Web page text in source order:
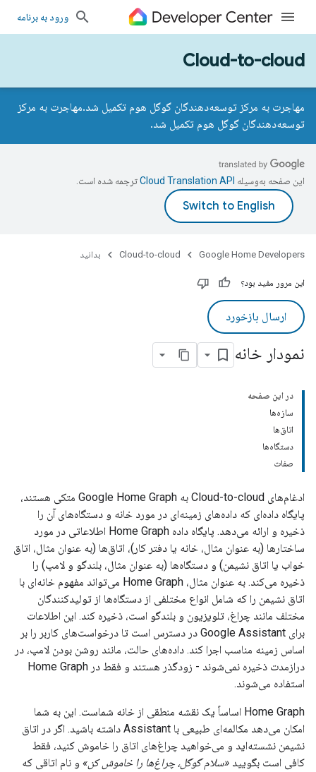
ورود به برنامه
Cloud-to-cloud
مهاجرت به مرکز توسعه‌دهندگان گوگل هوم تکمیل شد.مهاجرت به مرکز
توسعه‌دهندگان گوگل هوم تکمیل شد.
این صفحه به‌وسیله ترجمه شده است.
Google Home Developers
Cloud-to-cloud بدانید
این مرور مفید بود؟
ارسال بازخورد
نمودار خانه
در این صفحه
سازه‌ها
اتاق‌ها
دستگاه‌ها
صفات
ادغام‌های Cloud-to-cloud به Google Home Graph متکی هستند،
پایگاه داده‌ای که داده‌های زمینه‌ای در مورد خانه و دستگاه‌های آن را
ذخیره و ارائه می‌دهد. پایگاه داده Home Graph اطلاعاتی در مورد
ساختارها (به عنوان مثال، خانه یا دفتر کار)، اتاق‌ها (به عنوان مثال، اتاق
خواب یا اتاق نشیمن) و دستگاه‌ها (به عنوان مثال، بلندگو و لامپ) را
ذخیره می‌کند. به عنوان مثال، Home Graph می‌تواند مفهوم خانه‌ای با
اتاق نشیمن را که شامل انواع مختلفی از دستگاه‌ها از تولیدکنندگان
مختلف مانند چراغ، تلویزیون و بلندگو است، ذخیره کند. این اطلاعات
برای Google Assistant در دسترس است تا درخواست‌های کاربر را بر
اساس زمینه مناسب اجرا کند. داده‌های حالت، مانند روشن بودن لامپ، در
درازمدت ذخیره نمی‌شوند - زودگذر هستند و فقط در Home Graph
استفاده می‌شوند.
Home Graph اساساً یک نقشه منطقی از خانه شماست. این به شما
امکان می‌دهد مکالمه‌ای طبیعی با Assistant داشته باشید. اگر در اتاق
نشیمن نشسته‌اید و می‌خواهید چراغ‌های اتاق را خاموش کنید، فقط
کافی است بگویید «سلام گوگل، چراغ‌ها را خاموش کن» و نام اتاقی که